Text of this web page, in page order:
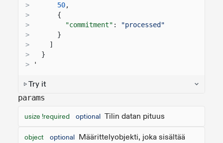
>
50,
>
{
>
"commitment" :
"processed"
>
}
>
]
>
}
>
'
Try it
params
usize !required optional Tilin datan pituus
object optional Määrittelyobjekti, joka sisältää